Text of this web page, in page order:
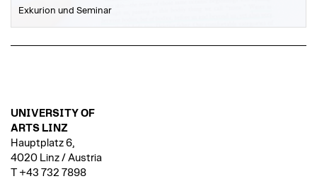
Exkurion und Seminar
UNIVERSITY OF
ARTS LINZ
Hauptplatz 6,
4020 Linz / Austria
T +43 732 7898